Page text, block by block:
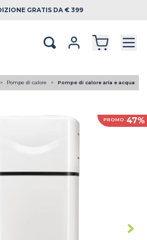
GRATIS DA € 399
Pompe di calore Pompe di calore aria e acqua
PROMO 47%